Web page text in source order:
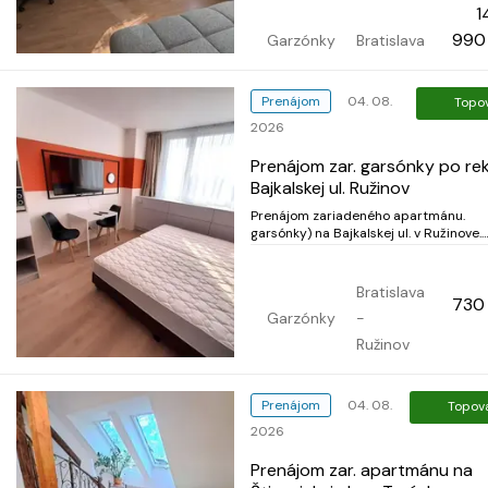
Garzónky Bratislava
Prenájom
04. 08.
2026
Prenájom zar. garsónky po
Bajkalskej ul. Ružinov
Prenájom zariadeného apartmánu.
garsónky) na Bajkalskej ul. v Ružinove.
pozostáva zo vstupnej chodby,
vaňou a WC a izby spojenej s
časťou. Prenajíma sa zar...
Garzónky
Bratislava
-
Ružinov
Prenájom
04. 08.
2026
Prenájom zar. apartmánu na